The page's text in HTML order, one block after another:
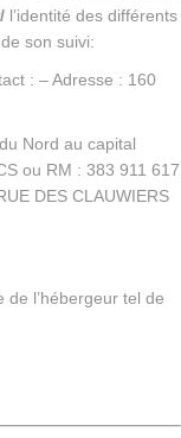
l’identité des différents
son suivi:
: – Adresse : 160
Nord au capital
ou RM : 383 911 617
DES CLAUWIERS
de l’hébergeur tel de